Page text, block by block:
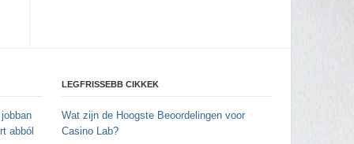
abból
LEGFRISSEBB CIKKEK
Wat zijn de Hoogste Beoordelingen voor
Casino Lab?